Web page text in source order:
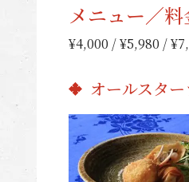
メニュー／
¥4,000 / ¥5,980 /
オールスタ